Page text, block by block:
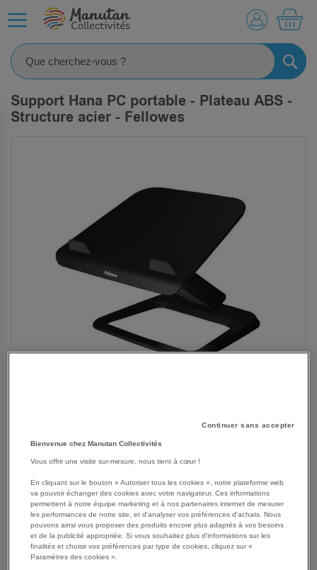
Support Hana PC portable - Plateau ABS -
Structure acier - Fellowes
SKIP
BEGINNING
Les avantages
Support Hana pour PC portable avec système de
passe-câbles intégré, permet de garder votre espace de
travail bien organisé et sans encombrement de câbles.
Design élégant, disponible en noir ou en blanc, s'intègre
Continuer sans accepter
Bienvenue chez Manutan Collectivités
Vous offrir une visite sur-mesure, nous tient à cœur !
En cliquant sur le bouton « Autoriser tous les cookies », notre plateforme web
va pouvoir échanger des cookies avec votre navigateur. Ces informations
permettent à notre équipe marketing et à nos partenaires internet de mesurer
les performances de notre site, et d'analyser vos préférences d'achats. Nous
pouvons ainsi vous proposer des produits encore plus adaptés à vos besoins
et de la publicité appropriée. Si vous souhaitez plus d'informations sur les
finalités et choisir vos préférences par type de cookies, cliquez sur «
Paramètres des cookies ».